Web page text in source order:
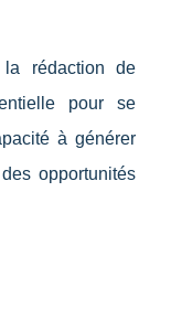
la rédaction de
pour se
à générer
opportunités